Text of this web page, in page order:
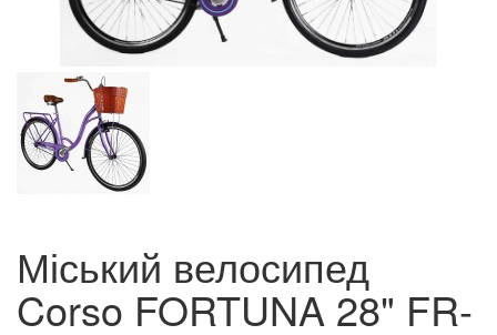
Міський велосипед
Corso FORTUNA 28" FR-